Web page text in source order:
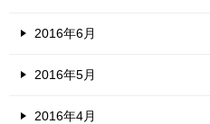
2016年6月
2016年5月
2016年4月